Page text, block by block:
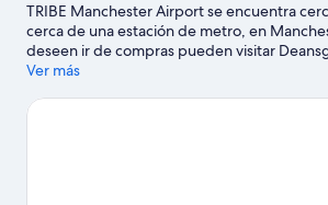
TRIBE Manchester Airport se encuentra
cerca de una estación de metro, en
deseen ir de compras pueden visitar
mientras que quienes quieran apreciar la
Gardens. ¿Quieres asistir a un evento o
Ver más